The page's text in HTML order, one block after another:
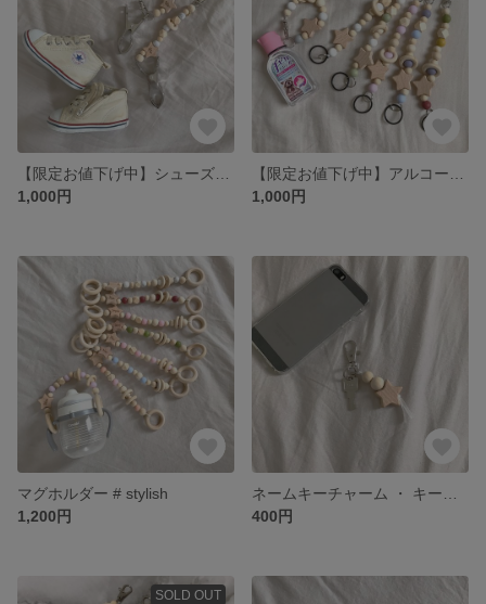
1,000円
1,000円
マグホルダー # stylish
1,200円
400円
SOLD OUT